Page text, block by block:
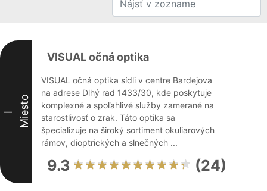
I Miesto
VISUAL očná optika
VISUAL očná optika sídli v centre Bardejova
na adrese Dlhý rad 1433/30, kde poskytuje
komplexné a spoľahlivé služby zamerané na
starostlivosť o zrak. Táto optika sa
špecializuje na široký sortiment okuliarových
rámov, dioptrických a slnečných ...
9.3 (24)